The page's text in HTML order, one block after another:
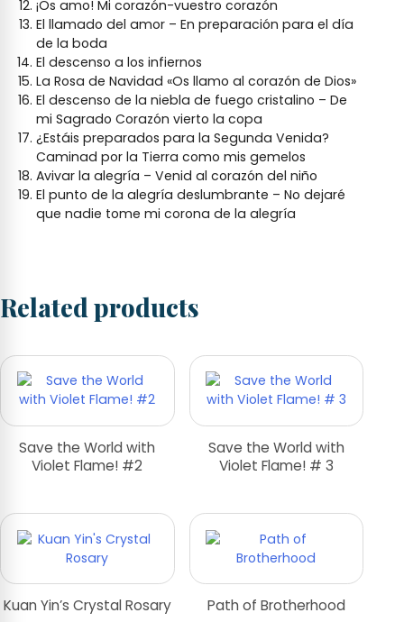
¡Os amo! Mi corazón-vuestro corazón
El llamado del amor – En preparación para el día
de la boda
El descenso a los infiernos
La Rosa de Navidad «Os llamo al corazón de Dios»
El descenso de la niebla de fuego cristalino – De
mi Sagrado Corazón vierto la copa
¿Estáis preparados para la Segunda Venida?
Caminad por la Tierra como mis gemelos
Avivar la alegría – Venid al corazón del niño
El punto de la alegría deslumbrante – No dejaré
que nadie tome mi corona de la alegría
Related products
Save the World with
Violet Flame! #2
Save the World with
Violet Flame! # 3
Kuan Yin’s Crystal Rosary Path of Brotherhood